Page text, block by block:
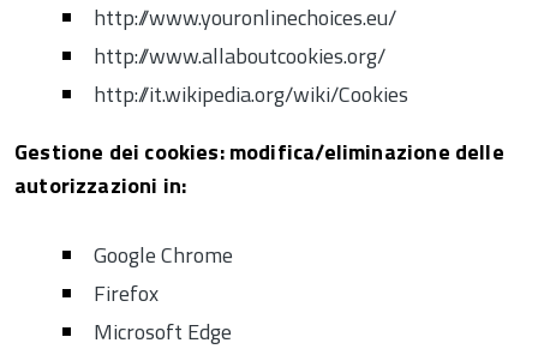
http://www.youronlinechoices.eu/
http://www.allaboutcookies.org/
http://it.wikipedia.org/wiki/Cookies
Gestione dei cookies: modifica/eliminazione delle
autorizzazioni in:
Google Chrome
Firefox
Microsoft Edge